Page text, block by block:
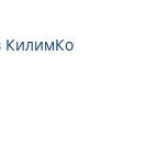
КилимКо